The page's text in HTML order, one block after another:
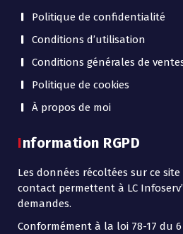
Politique de confidentialité
Conditions d’utilisation
Conditions générales de
Politique de cookies
À propos de moi
Information RGPD
Les données récoltées sur ce
contact permettent à LC
demandes.
Conformément à la loi 78-17 du